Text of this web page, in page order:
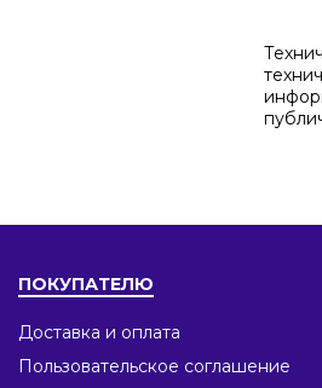
ПОКУПАТЕЛЮ
Доставка и оплата
Пользовательское соглашение